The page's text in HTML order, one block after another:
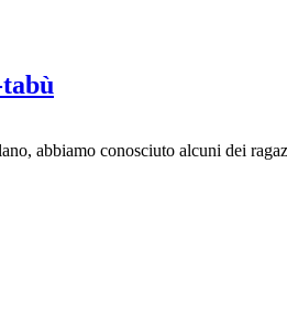
abbiamo conosciuto alcuni dei